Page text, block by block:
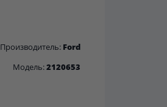
Производитель: Ford
Модель:2120653